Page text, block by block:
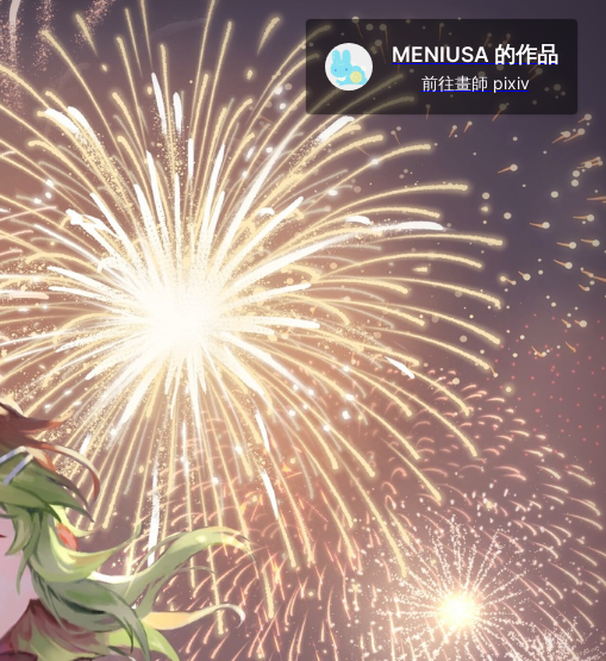
MENIUSA 的作品
前往畫師 pixiv